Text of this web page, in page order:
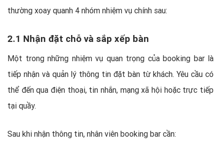
thường xoay quanh 4 nhóm nhiệm vụ chính sau:
2.1 Nhận đặt chỗ và sắp xếp bàn
Một trong những nhiệm vụ quan trọng của booking bar là
tiếp nhận và quản lý thông tin đặt bàn từ khách. Yêu cầu có
thể đến qua điện thoại, tin nhắn, mạng xã hội hoặc trực tiếp
tại quầy.
Sau khi nhận thông tin, nhân viên booking bar cần: